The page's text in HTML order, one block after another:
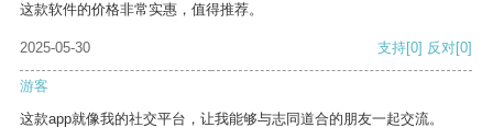
这款软件的价格非常实惠，值得推荐。
2025-05-30 支持[0] 反对[0]
游客
这款app就像我的社交平台，让我能够与志同道合的朋友一起交流。